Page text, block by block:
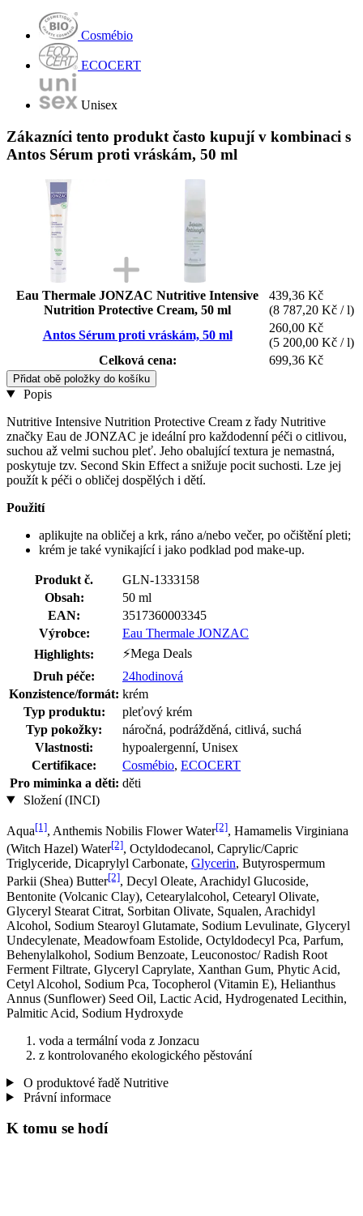
Cosmébio
ECOCERT
Unisex
Zákazníci tento produkt často kupují v kombinaci s
Antos Sérum proti vráskám, 50 ml
Eau Thermale JONZAC Nutritive Intensive
Nutrition Protective Cream, 50 ml
439,36 Kč
(8 787,20 Kč / l)
Antos Sérum proti vráskám, 50 ml
260,00 Kč
(5 200,00 Kč / l)
Celková cena:
699,36 Kč
Přidat obě položky do košíku
Popis
Nutritive Intensive Nutrition Protective Cream z řady Nutritive
značky Eau de JONZAC je ideální pro každodenní péči o citlivou,
suchou až velmi suchou pleť. Jeho obalující textura je nemastná,
poskytuje tzv. Second Skin Effect a snižuje pocit suchosti. Lze jej
použít k péči o obličej dospělých i dětí.
Použití
aplikujte na obličej a krk, ráno a/nebo večer, po očištění pleti;
krém je také vynikající i jako podklad pod make-up.
Produkt č.
GLN-1333158
Obsah:
50 ml
EAN:
3517360003345
Výrobce:
Eau Thermale JONZAC
Highlights:
⚡Mega Deals
Druh péče:
24hodinová
Konzistence/formát: krém
Typ produktu:
pleťový krém
Typ pokožky:
náročná, podrážděná, citlivá, suchá
Vlastnosti:
hypoalergenní, Unisex
Certifikace:
Cosmébio, ECOCERT
Pro miminka a děti: děti
Složení (INCI)
Aqua[1], Anthemis Nobilis Flower Water[2], Hamamelis Virginiana
(Witch Hazel) Water[2], Octyldodecanol, Caprylic/Capric
Triglyceride, Dicaprylyl Carbonate, Glycerin, Butyrospermum
Parkii (Shea) Butter[2], Decyl Oleate, Arachidyl Glucoside,
Bentonite (Volcanic Clay), Cetearylalcohol, Cetearyl Olivate,
Glyceryl Stearat Citrat, Sorbitan Olivate, Squalen, Arachidyl
Alcohol, Sodium Stearoyl Glutamate, Sodium Levulinate, Glyceryl
Undecylenate, Meadowfoam Estolide, Octyldodecyl Pca, Parfum,
Behenylalkohol, Sodium Benzoate, Leuconostoc/ Radish Root
Ferment Filtrate, Glyceryl Caprylate, Xanthan Gum, Phytic Acid,
Cetyl Alcohol, Sodium Pca, Tocopherol (Vitamin E), Helianthus
Annus (Sunflower) Seed Oil, Lactic Acid, Hydrogenated Lecithin,
Palmitic Acid, Sodium Hydroxyde
voda a termální voda z Jonzacu
z kontrolovaného ekologického pěstování
O produktové řadě Nutritive
Právní informace
K tomu se hodí